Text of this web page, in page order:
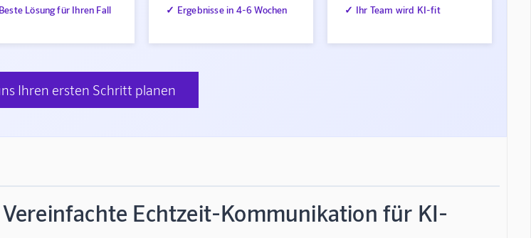
Lösung für Ihren Fall ✓ Ergebnisse in 4-6 Wochen ✓ Ihr Team wird KI-fit
Ihren ersten Schritt planen
Vereinfachte Echtzeit-Kommunikation für KI-